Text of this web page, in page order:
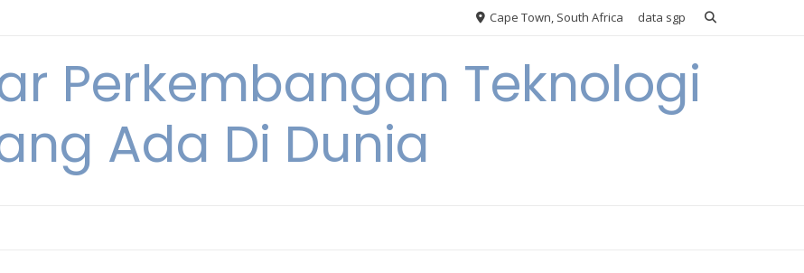
Cape Town, South Africa data sgp
Perkembangan Teknologi
Ada Di Dunia